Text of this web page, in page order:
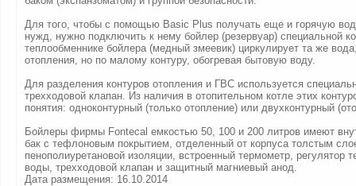
Для того, чтобы с помощью Basic Plus получать еще и горячую
нужд, нужно подключить к нему бойлер (резервуар) специальной
теплообменнике бойлера (медный змеевик) циркулирует та же
отопления, но по малому контуру, обогревая бытовую воду.
Для разделения контуров отопления и ГВС используется
трехходовой клапан. Из наличия в отопительном котле этих
понятия: одноконтурный (только отопление) или двухконтурный
Бойлеры фирмы Fontecal емкостью 50, 100 и 200 литров имеют
бак с тефлоновым покрытием, отделенный от корпуса толстым
пенополиуретановой изоляции, встроенный термометр, регулятор
воды, трехходовой клапан и защитный магниевый анод.
Дата размещения: 16.10.2014